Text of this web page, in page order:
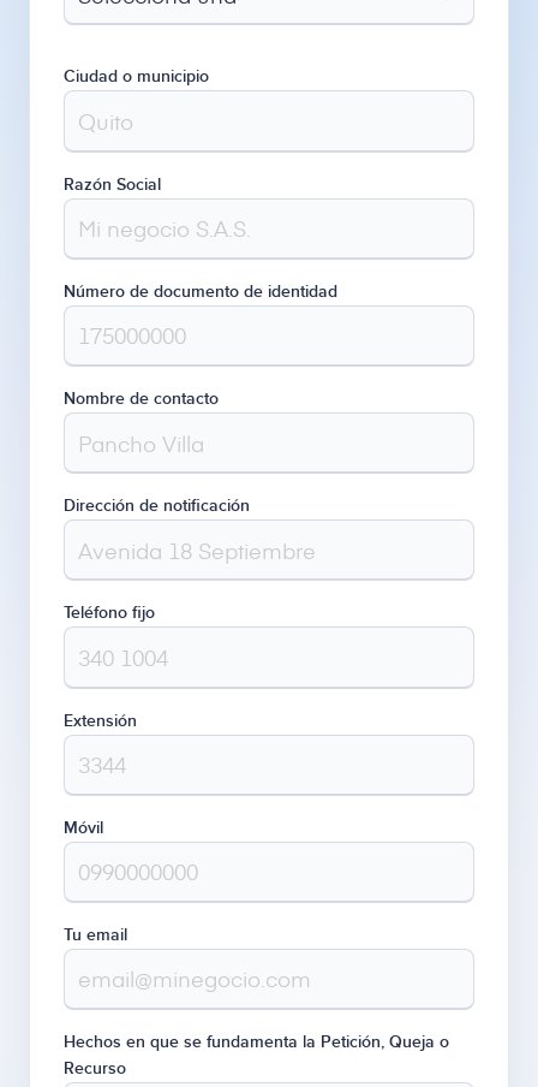
Ciudad o municipio
Razón Social
Número de documento de identidad
Nombre de contacto
Dirección de notificación
Teléfono fijo
Extensión
Móvil
Tu email
Hechos en que se fundamenta la Petición, Queja o
Recurso